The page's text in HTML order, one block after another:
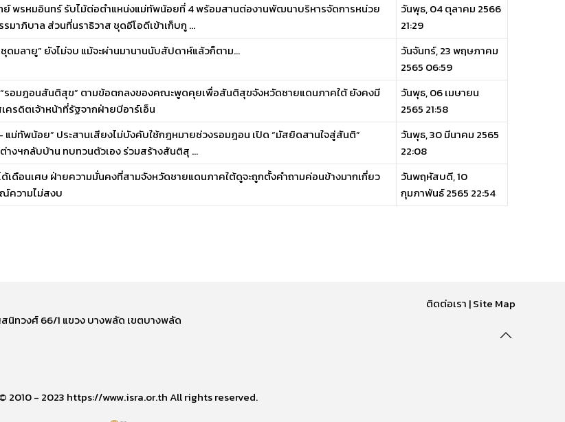
ย์ พรหมอินทร์ รับไม้ต่อตำแหน่งแม่ทัพน้อยที่ 4 พร้อมสานต่องานพัฒนาบริหารจัดการหน่วย
มาภิบาล ส่วนที่นราธิวาส ชุดอีโอดีเข้าเก็บกู ...
วันพุธ, 04 ตุลาคม 2566
21:29
ชุดมลายู” ยังไม่จบ แม้จะผ่านมานานนับสัปดาห์แล้วก็ตาม...
วันจันทร์, 23 พฤษภาคม
2565 06:59
“รอมฎอนสันติสุข” ตามข้อตกลงของคณะพูดคุยเพื่อสันติสุขจังหวัดชายแดนภาคใต้ ยังคงมี
ครดิตเจ้าหน้าที่รัฐจากฝ่ายบีอาร์เอ็น
วันพุธ, 06 เมษายน
2565 21:58
แม่ทัพน้อย” ประสานเสียงไม่บังคับใช้กฎหมายช่วงรอมฎอน เปิด “มัสยิดสานใจสู่สันติ”
างฯกลับบ้าน ทบทวนตัวเอง ร่วมสร้างสันติสุ ...
วันพุธ, 30 มีนาคม 2565
22:08
ด้เดือนเศษ ฝ่ายความมั่นคงที่สามจังหวัดชายแดนภาคใต้ดูจะถูกตั้งคำถามค่อนข้างมากเกี่ยว
ความไม่สงบ
วันพฤหัสบดี, 10
กุมภาพันธ์ 2565 22:54
สนิทวงศ์ 66/1 แขวง บางพลัด เขตบางพลัด
ติดต่อเรา |Site Map
2010 - 2023 https://www.isra.or.th All rights reserved.